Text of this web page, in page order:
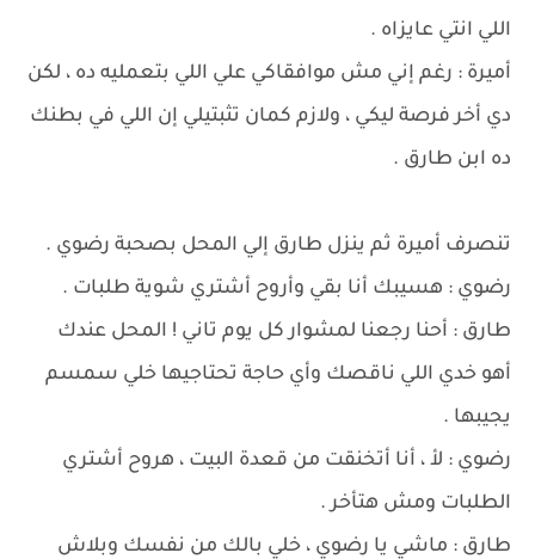
اللي انتي عايزاه .
أميرة : رغم إني مش موافقاكي علي اللي بتعمليه ده ، لكن
دي أخر فرصة ليكي ، ولازم كمان تثبتيلي إن اللي في بطنك
ده ابن طارق .
تنصرف أميرة ثم ينزل طارق إلي المحل بصحبة رضوي .
رضوي : هسيبك أنا بقي وأروح أشتري شوية طلبات .
طارق : أحنا رجعنا لمشوار كل يوم تاني ! المحل عندك
أهو خدي اللي ناقصك وأي حاجة تحتاجيها خلي سمسم
يجيبها .
رضوي : لأ ، أنا أتخنقت من قعدة البيت ، هروح أشتري
الطلبات ومش هتأخر .
طارق : ماشي يا رضوي ، خلي بالك من نفسك وبلاش